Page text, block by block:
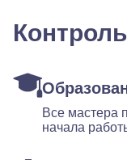
Все мастера
начала